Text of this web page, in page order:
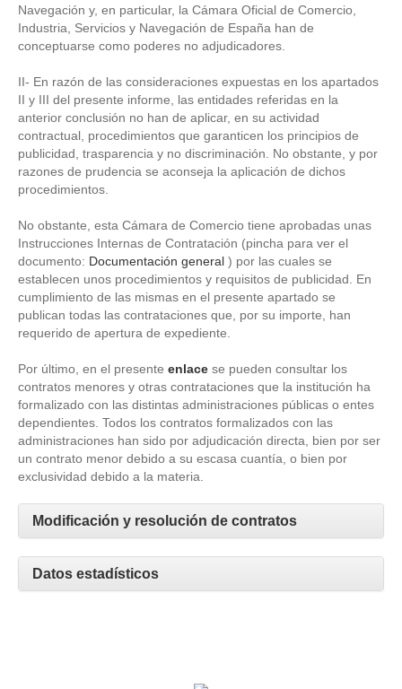
Navegación y, en particular, la Cámara Oficial de Comercio,
Industria, Servicios y Navegación de España han de
conceptuarse como poderes no adjudicadores.
II- En razón de las consideraciones expuestas en los apartados
II y III del presente informe, las entidades referidas en la
anterior conclusión no han de aplicar, en su actividad
contractual, procedimientos que garanticen los principios de
publicidad, trasparencia y no discriminación. No obstante, y por
razones de prudencia se aconseja la aplicación de dichos
procedimientos.
No obstante, esta Cámara de Comercio tiene aprobadas unas
Instrucciones Internas de Contratación (pincha para ver el
documento: Documentación general ) por las cuales se
establecen unos procedimientos y requisitos de publicidad. En
cumplimiento de las mismas en el presente apartado se
publican todas las contrataciones que, por su importe, han
requerido de apertura de expediente.
Por último, en el presente enlace se pueden consultar los
contratos menores y otras contrataciones que la institución ha
formalizado con las distintas administraciones públicas o entes
dependientes. Todos los contratos formalizados con las
administraciones han sido por adjudicación directa, bien por ser
un contrato menor debido a su escasa cuantía, o bien por
exclusividad debido a la materia.
Modificación y resolución de contratos
Datos estadísticos